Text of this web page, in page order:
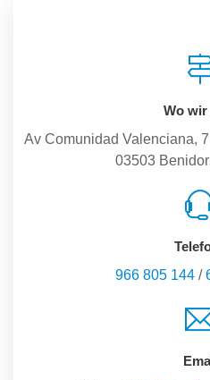
Wo wir
Av Comunidad Valenciana,
03503
966 805 144 /